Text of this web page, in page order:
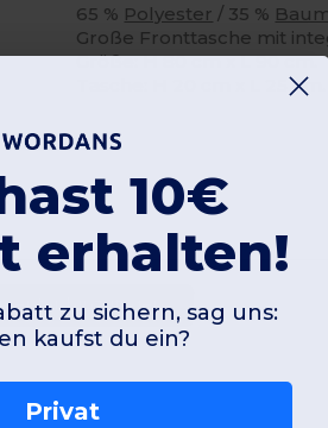
65 % Polyester / 35 %
Große Fronttasche mit
Größe: H 80 cm x L 90 cm.
Tasche: H 20 cm x L 25 cm.
hinzufügen
10€
erhalten!
zu sichern, sag uns:
kaufst du ein?
Privat